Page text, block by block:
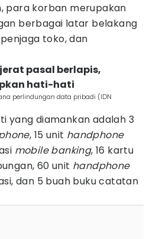
para korban merupakan
berbagai latar belakang
toko, dan
pasal berlapis,
hati-hati
perlindungan data pribadi (IDN
yang diamankan adalah 3
, 15 unit handphone
mobile banking, 16 kartu
60 unit handphone
dan 5 buah buku catatan